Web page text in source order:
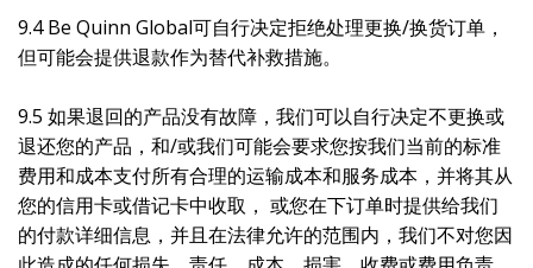
9.4 Be Quinn Global可自行决定拒绝处理更换/换货订单，
但可能会提供退款作为替代补救措施。
9.5 如果退回的产品没有故障，我们可以自行决定不更换或
退还您的产品，和/或我们可能会要求您按我们当前的标准
费用和成本支付所有合理的运输成本和服务成本，并将其从
您的信用卡或借记卡中收取， 或您在下订单时提供给我们
的付款详细信息，并且在法律允许的范围内，我们不对您因